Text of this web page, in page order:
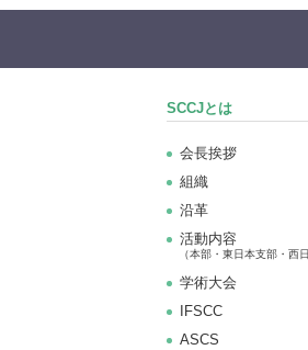
SCCJとは
会長挨拶
組織
沿革
活動内容
（本部・東日本支部・西
学術大会
IFSCC
ASCS